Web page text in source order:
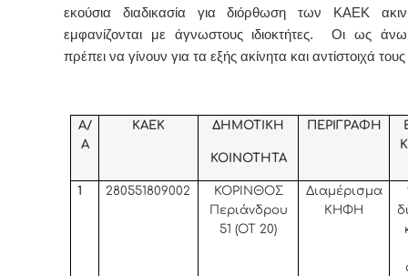
εκούσια διαδικασία για διόρθωση των ΚΑΕΚ
εμφανίζονται με άγνωστους ιδιοκτήτες. Οι ως άνω
πρέπει να γίνουν για τα εξής ακίνητα και αντίστοιχά
Α/
Α
ΚΑΕΚ ΔΗΜΟΤΙΚΗ
ΚΟΙΝΟΤΗΤΑ
ΠΕΡΙΓΡΑΦΗ
1 280551809002
ΚΟΡΙΝΘΟΣ
Περιάνδρου
51 (ΟΤ 20)
Διαμέρισμα
ΚΗΦΗ